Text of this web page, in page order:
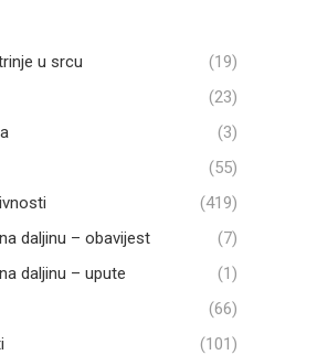
u srcu
(19)
(23)
(3)
(55)
(419)
daljinu – obavijest
(7)
daljinu – upute
(1)
(66)
(101)